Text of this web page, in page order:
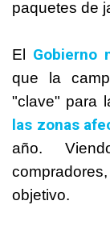
paquetes de
El Gobierno
que la
"clave" para
las zonas
año.
objetivo.